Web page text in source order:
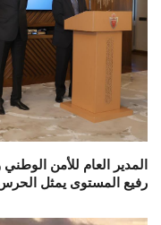
المدير العام للأمن
رفيع المستوى يمثل